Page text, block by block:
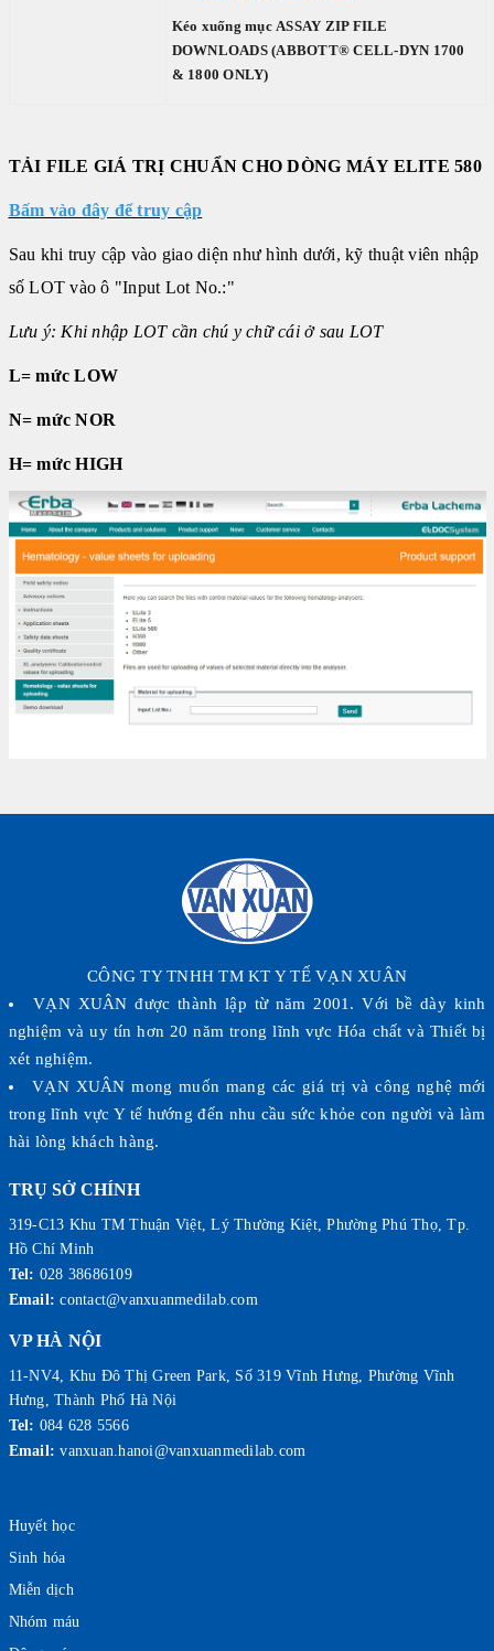
Kéo xuống mục ASSAY ZIP FILE
DOWNLOADS (ABBOTT® CELL-DYN 1700
& 1800 ONLY)
TẢI FILE GIÁ TRỊ CHUẨN CHO DÒNG MÁY ELITE 580
Bấm vào đây để truy cập
Sau khi truy cập vào giao diện như hình dưới, kỹ thuật viên nhập
số LOT vào ô "Input Lot No.:"
Lưu ý: Khi nhập LOT cần chú y chữ cái ở sau LOT
L= mức LOW
N= mức NOR
H= mức HIGH
CÔNG TY TNHH TM KT Y TẾ VẠN XUÂN
VẠN XUÂN được thành lập từ năm 2001. Với bề dày kinh
nghiệm và uy tín hơn 20 năm trong lĩnh vực Hóa chất và Thiết bị
xét nghiệm.
VẠN XUÂN mong muốn mang các giá trị và công nghệ mới
trong lĩnh vực Y tế hướng đến nhu cầu sức khỏe con người và làm
hài lòng khách hàng.
TRỤ SỞ CHÍNH
319-C13 Khu TM Thuận Việt, Lý Thường Kiệt, Phường Phú Thọ, Tp.
Hồ Chí Minh
Tel: 028 38686109
Email: contact@vanxuanmedilab.com
VP HÀ NỘI
11-NV4, Khu Đô Thị Green Park, Số 319 Vĩnh Hưng, Phường Vĩnh
Hưng, Thành Phố Hà Nội
Tel: 084 628 5566
Email: vanxuan.hanoi@vanxuanmedilab.com
Huyết học
Sinh hóa
Miễn dịch
Nhóm máu